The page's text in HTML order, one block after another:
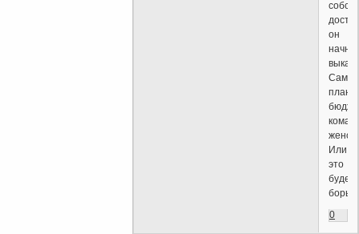
он
женой.
Или
это
будет
0